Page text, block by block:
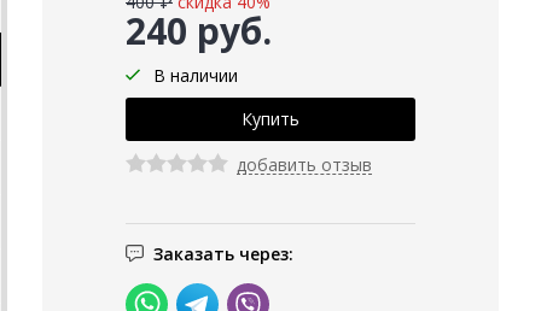
240 руб.
В наличии
добавить отзыв
Заказать через: